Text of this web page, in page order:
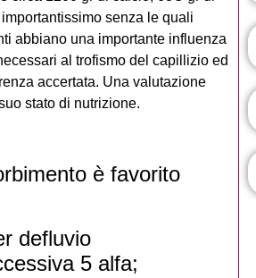
senza le quali
abbiano una importante influenza
al trofismo del capillizio ed
accertata. Una valutazione
stato di nutrizione.
è favorito
defluvio
5 alfa;